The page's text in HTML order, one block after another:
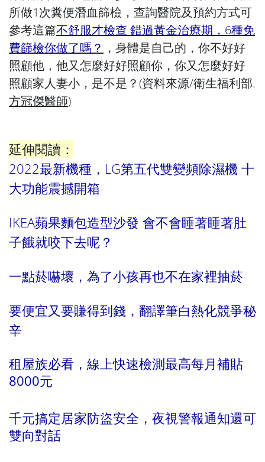
所做1次糞便潛血篩檢，查詢醫院及預約方式可
參考這篇不舒服才檢查 錯過黃金治療期，6種免
費篩檢你做了嗎？ ，身體是自己的，你不好好
照顧他，他又怎麼好好照顧你，你又怎麼好好
照顧家人妻小，是不是？(資料來源/衛生福利部.
方冠傑醫師)
延伸閱讀：
2022最新機種，LG第五代雙變頻除濕機 十
大功能震撼開箱
IKEA蘋果麵包造型沙發 會不會睡著睡著肚
子餓就咬下去呢？
一點菸嚇壞，為了小孩再也不在家裡抽菸
要便宜又要賺得到錢，翻譯筆白熱化競爭秘
辛
租屋族必看，線上快速檢測最高每月補貼
8000元
千元搞定居家防盜安全，夜視警報通知還可
雙向對話